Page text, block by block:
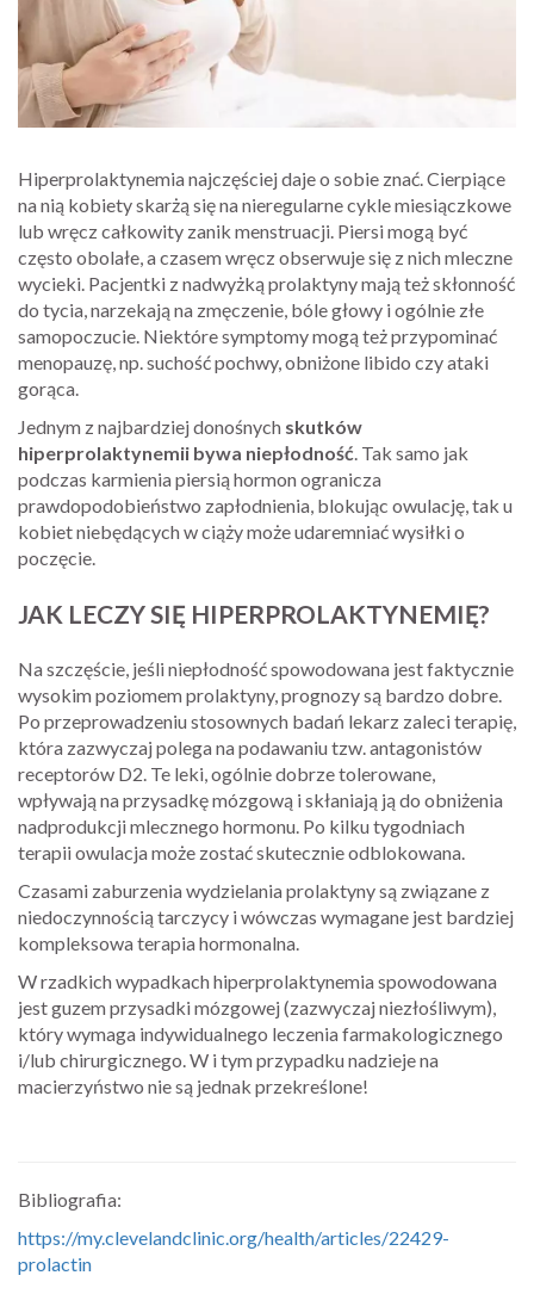
Hiperprolaktynemia najczęściej daje o sobie znać. Cierpiące
na nią kobiety skarżą się na nieregularne cykle miesiączkowe
lub wręcz całkowity zanik menstruacji. Piersi mogą być
często obolałe, a czasem wręcz obserwuje się z nich mleczne
wycieki. Pacjentki z nadwyżką prolaktyny mają też skłonność
do tycia, narzekają na zmęczenie, bóle głowy i ogólnie złe
samopoczucie. Niektóre symptomy mogą też przypominać
menopauzę, np. suchość pochwy, obniżone libido czy ataki
gorąca.
Jednym z najbardziej donośnych skutków
hiperprolaktynemii bywa niepłodność . Tak samo jak
podczas karmienia piersią hormon ogranicza
prawdopodobieństwo zapłodnienia, blokując owulację, tak u
kobiet niebędących w ciąży może udaremniać wysiłki o
poczęcie.
JAK LECZY SIĘ HIPERPROLAKTYNEMIĘ?
Na szczęście, jeśli niepłodność spowodowana jest faktycznie
wysokim poziomem prolaktyny, prognozy są bardzo dobre.
Po przeprowadzeniu stosownych badań lekarz zaleci terapię,
która zazwyczaj polega na podawaniu tzw. antagonistów
receptorów D2. Te leki, ogólnie dobrze tolerowane,
wpływają na przysadkę mózgową i skłaniają ją do obniżenia
nadprodukcji mlecznego hormonu. Po kilku tygodniach
terapii owulacja może zostać skutecznie odblokowana.
Czasami zaburzenia wydzielania prolaktyny są związane z
niedoczynnością tarczycy i wówczas wymagane jest bardziej
kompleksowa terapia hormonalna.
W rzadkich wypadkach hiperprolaktynemia spowodowana
jest guzem przysadki mózgowej (zazwyczaj niezłośliwym),
który wymaga indywidualnego leczenia farmakologicznego
i/lub chirurgicznego. W i tym przypadku nadzieje na
macierzyństwo nie są jednak przekreślone!
Bibliografia:
https://my.clevelandclinic.org/health/articles/22429-
prolactin